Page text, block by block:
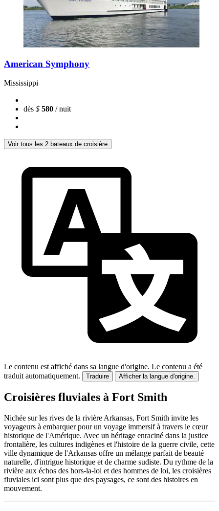
American Symphony
Mississippi
dès $ 580 / nuit
Voir tous les 2 bateaux de croisière
Le contenu est affiché dans sa langue d'origine. Le contenu a été
traduit automatiquement.
Traduire Afficher la langue d'origine.
Croisières fluviales à Fort Smith
Nichée sur les rives de la rivière Arkansas, Fort Smith invite les
voyageurs à embarquer pour un voyage immersif à travers le cœur
historique de l'Amérique. Avec un héritage enraciné dans la justice
frontalière, les cultures indigènes et l'histoire de la guerre civile, cette
ville dynamique de l'Arkansas offre un mélange parfait de beauté
naturelle, d'intrigue historique et de charme sudiste. Du rythme de la
rivière aux échos des hors-la-loi et des hommes de loi, les croisières
fluviales ici sont plus que des paysages, ce sont des histoires en
mouvement.